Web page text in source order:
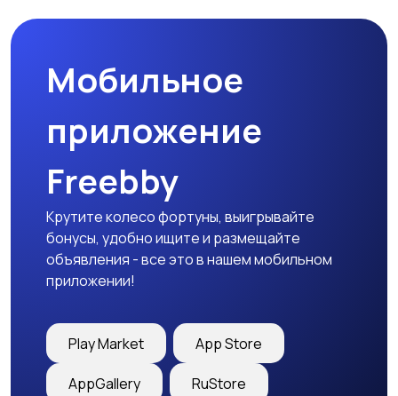
Медицина Начало карьеры
Образование и наука
закупки
Мобильное
приложение
Freebby
Крутите колесо фортуны, выигрывайте
бонусы, удобно ищите и размещайте
объявления - все это в нашем мобильном
приложении!
Play Market App Store
AppGallery RuStore